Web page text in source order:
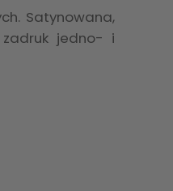
Satynowana,
zadruk jedno- i